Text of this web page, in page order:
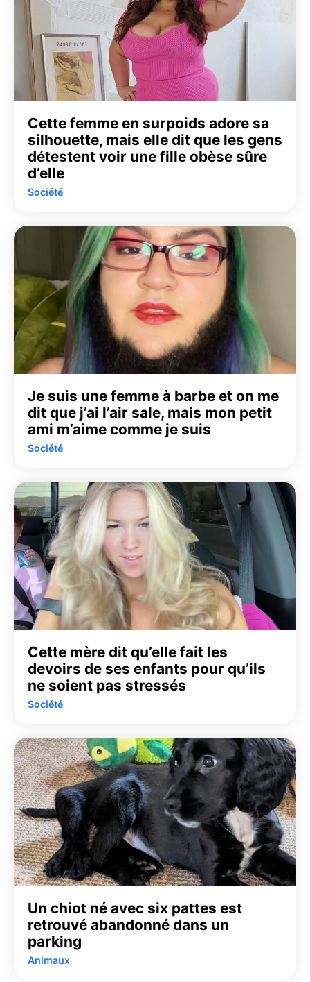
Cette femme en surpoids adore sa
silhouette, mais elle dit que les gens
détestent voir une fille obèse sûre
d’elle
Société
Je suis une femme à barbe et on me
dit que j’ai l’air sale, mais mon petit
ami m’aime comme je suis
Société
Cette mère dit qu’elle fait les
devoirs de ses enfants pour qu’ils
ne soient pas stressés
Société
Un chiot né avec six pattes est
retrouvé abandonné dans un
parking
Animaux